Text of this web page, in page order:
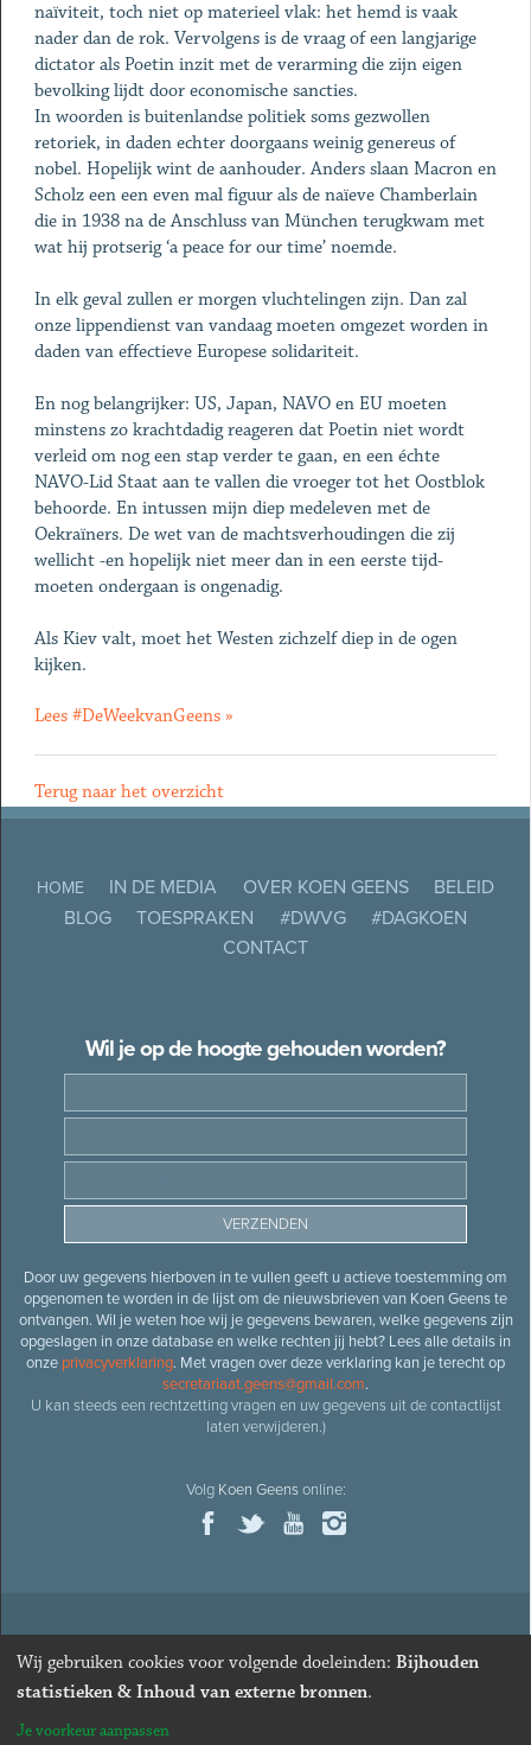
naïviteit, toch niet op materieel vlak: het hemd is vaak
nader dan de rok. Vervolgens is de vraag of een langjarige
dictator als Poetin inzit met de verarming die zijn eigen
bevolking lijdt door economische sancties.
In woorden is buitenlandse politiek soms gezwollen
retoriek, in daden echter doorgaans weinig genereus of
nobel. Hopelijk wint de aanhouder. Anders slaan Macron en
Scholz een een even mal figuur als de naïeve Chamberlain
die in 1938 na de Anschluss van München terugkwam met
wat hij protserig ‘a peace for our time’ noemde.
In elk geval zullen er morgen vluchtelingen zijn. Dan zal
onze lippendienst van vandaag moeten omgezet worden in
daden van effectieve Europese solidariteit.
En nog belangrijker: US, Japan, NAVO en EU moeten
minstens zo krachtdadig reageren dat Poetin niet wordt
verleid om nog een stap verder te gaan, en een échte
NAVO-Lid Staat aan te vallen die vroeger tot het Oostblok
behoorde. En intussen mijn diep medeleven met de
Oekraïners. De wet van de machtsverhoudingen die zij
wellicht -en hopelijk niet meer dan in een eerste tijd-
moeten ondergaan is ongenadig.
Als Kiev valt, moet het Westen zichzelf diep in de ogen
kijken.
Lees #DeWeekvanGeens »
Terug naar het overzicht
HOME IN DE MEDIA OVER KOEN GEENS
BELEID
BLOG
TOESPRAKEN #DWVG
#DAGKOEN
CONTACT
Wil je op de hoogte gehouden worden?
Door uw gegevens hierboven in te vullen geeft u actieve toestemming om
opgenomen te worden in de lijst om de nieuwsbrieven van Koen Geens te
ontvangen. Wil je weten hoe wij je gegevens bewaren, welke gegevens zijn
opgeslagen in onze database en welke rechten jij hebt? Lees alle details in
onze privacyverklaring. Met vragen over deze verklaring kan je terecht op
secretariaat.geens@gmail.com.
U kan steeds een rechtzetting vragen en uw gegevens uit de contactlijst
laten verwijderen.)
Volg Koen Geensonline:
© 2026Oud-minister en ere-volksvertegenwoordiger Koen
· Alle rechten voorbehouden · Cookies wijzigen
Webdesign&website ontwikkelingdoor Zenjoy in Leuven
Wij gebruiken cookies voor volgende doeleinden: Bijhouden
statistieken & Inhoud van externe bronnen.
Je voorkeur aanpassen